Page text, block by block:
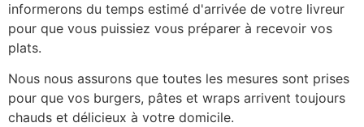
informerons du temps estimé d'arrivée de votre livreur
pour que vous puissiez vous préparer à recevoir vos
plats.
Nous nous assurons que toutes les mesures sont prises
pour que vos burgers, pâtes et wraps arrivent toujours
chauds et délicieux à votre domicile.